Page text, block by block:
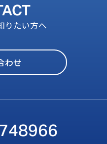
りたい方へ
わせ